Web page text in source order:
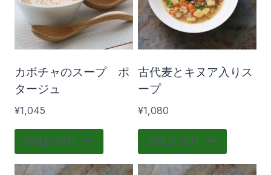
カボチャのスープ ポ
タージュ
¥1,045
SOLD OUT
古代麦とキヌア入りス
ープ
¥1,080
SOLD OUT